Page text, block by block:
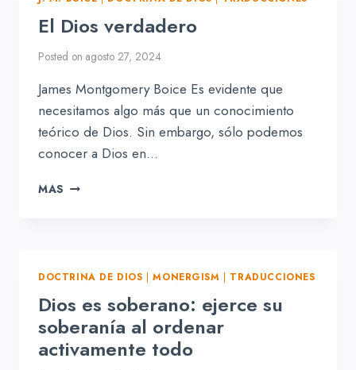
El Dios verdadero
Posted on agosto 27, 2024
James Montgomery Boice Es evidente que
necesitamos algo más que un conocimiento
teórico de Dios. Sin embargo, sólo podemos
conocer a Dios en…
MAS EL
DOCTRINA DE DIOS |MONERGISM | TRADUCCIONES
Dios es soberano: ejerce su
soberanía al ordenar
activamente todo